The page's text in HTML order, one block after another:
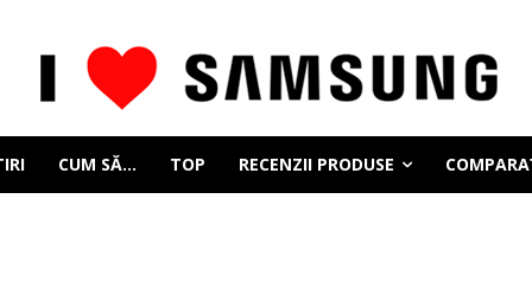
CUM SĂ… TOP RECENZII PRODUSE